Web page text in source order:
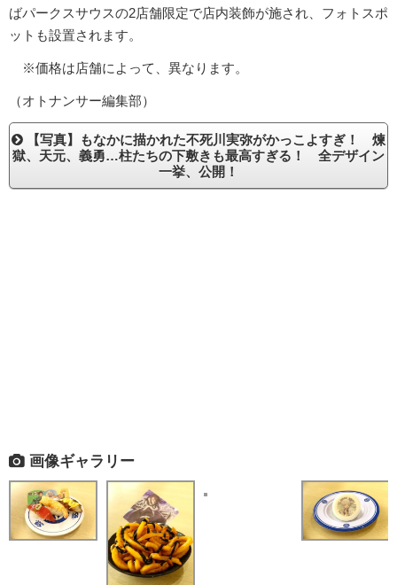
ばパークスサウスの2店舗限定で店内装飾が施され、フォトスポ
ットも設置されます。
※価格は店舗によって、異なります。
（オトナンサー編集部）
【写真】もなかに描かれた不死川実弥がかっこよすぎ！ 煉
獄、天元、義勇…柱たちの下敷きも最高すぎる！ 全デザイン
一挙、公開！
画像ギャラリー